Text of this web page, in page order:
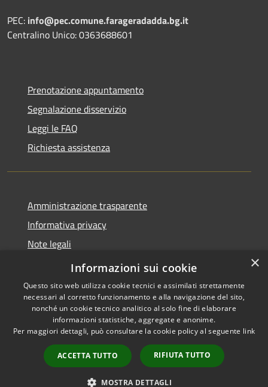
PEC: info@pec.comune.farageradadda.bg.it
Centralino Unico: 0363688601
Prenotazione appuntamento
Segnalazione disservizio
Leggi le FAQ
Richiesta assistenza
Amministrazione trasparente
Informativa privacy
Note legali
Dichiarazione di accessibilità
Accessibilità
Copyright © 2026 • Comune di
Fara Gera d'Adda • Powered by
Municipium•
Accesso
redazione
×
Informazioni sui cookie
Questo sito web utilizza cookie tecnici e assimilati strettamente
necessari al corretto funzionamento e alla navigazione del sito,
nonché un cookie tecnico analitico al solo fine di elaborare
informazioni statistiche, aggregate e anonime.
Per maggiori dettagli, può consultare la cookie policy al seguente link
ACCETTA TUTTO RIFIUTA TUTTO
MOSTRA DETTAGLI